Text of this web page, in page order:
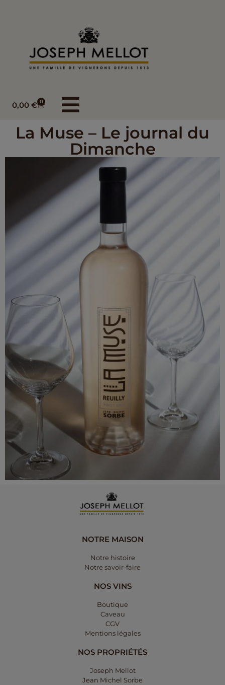
0,00 € 0
La Muse – Le journal du
Dimanche
NOTRE MAISON
Notre histoire
Notre savoir-faire
NOS VINS
Boutique
Caveau
CGV
Mentions légales​
NOS PROPRIÉTÉS
Joseph Mellot
Jean Michel Sorbe